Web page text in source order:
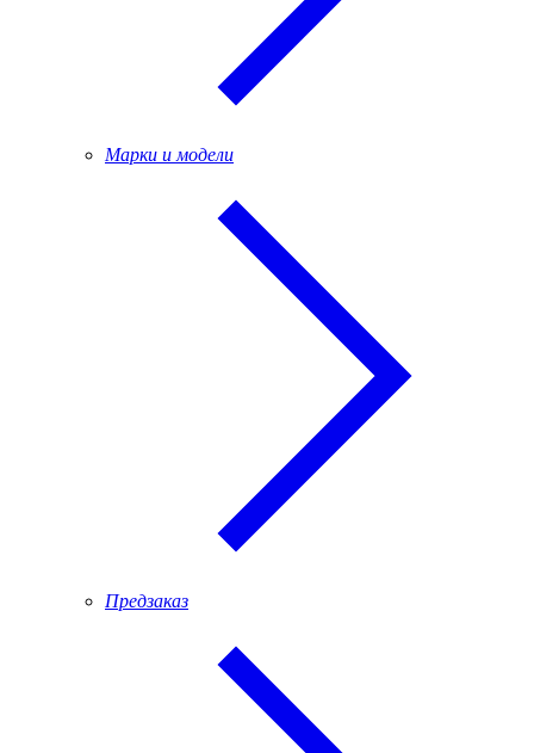
Марки и модели
Предзаказ